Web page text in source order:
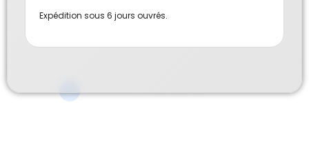
Expédition sous 6 jours ouvrés.